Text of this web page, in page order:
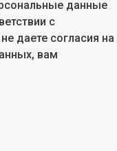
данные
с
даете согласия на
вам